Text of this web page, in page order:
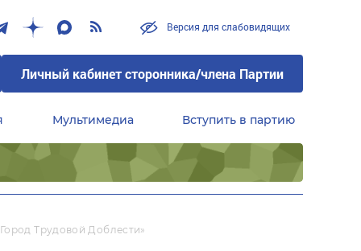
Версия для слабовидящих
Личный кабинет сторонника/члена Партии
Мультимедиа Вступить в партию
Трудовой Доблести»